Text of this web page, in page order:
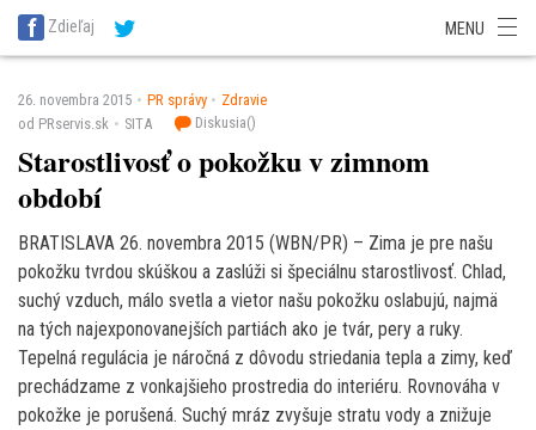
SITA Energetika
SITA Potravinárstvo
Zdieľaj MENU
26. novembra 2015 PR správy
Zdravie
od PRservis.sk
SITA Diskusia()
Starostlivosť o pokožku v zimnom
období
BRATISLAVA 26. novembra 2015 (WBN/PR) – Zima je pre našu
pokožku tvrdou skúškou a zaslúži si špeciálnu starostlivosť. Chlad,
suchý vzduch, málo svetla a vietor našu pokožku oslabujú, najmä
na tých najexponovanejších partiách ako je tvár, pery a ruky.
Tepelná regulácia je náročná z dôvodu striedania tepla a zimy, keď
prechádzame z vonkajšieho prostredia do interiéru. Rovnováha v
pokožke je porušená. Suchý mráz zvyšuje stratu vody a znižuje